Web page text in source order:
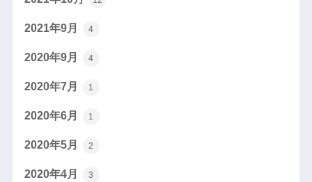
2021年9月 4
2020年9月 4
2020年7月 1
2020年6月 1
2020年5月 2
2020年4月 3